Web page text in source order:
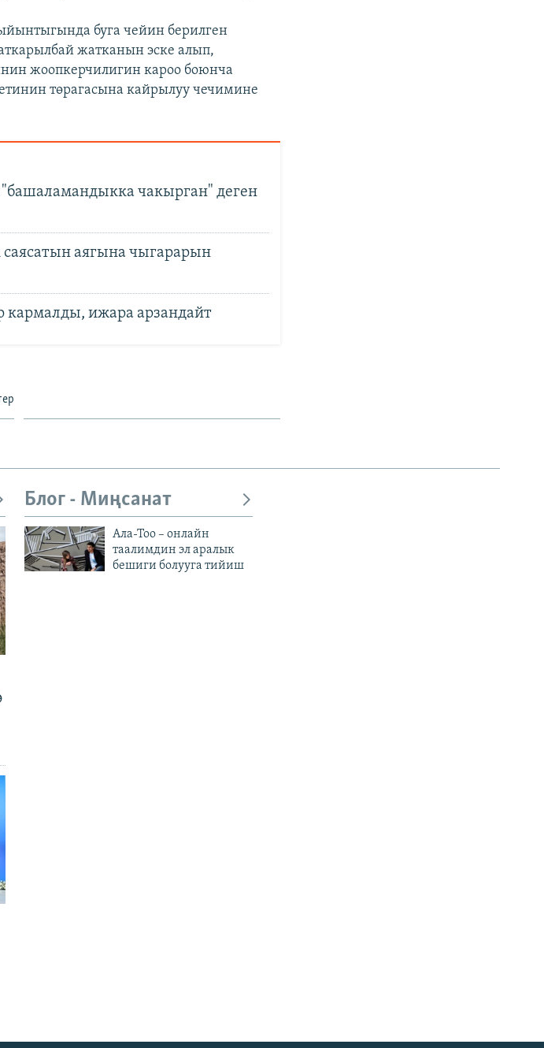
буга чейин берилген
жатканын эске алып,
жоопкерчилигин кароо боюнча
төрагасына кайрылуу чечимине
чакырган" деген
аягына чыгарарын
кармалды, ижара арзандайт
Блог - Миңсанат
Ала-Тоо – онлайн
таалимдин эл аралык
бешиги болууга тийиш